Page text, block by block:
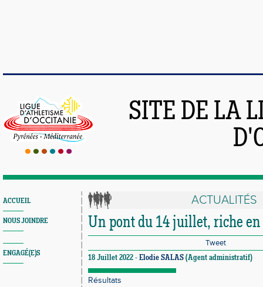
SITE DE LA
ACCUEIL
NOUS JOINDRE
ENGAGÉ(E)S
ACTUALITÉS
Un pont du 14 juillet, riche
Tweet
18 Juillet 2022 - Elodie SALAS (Agent administratif)
Résultats